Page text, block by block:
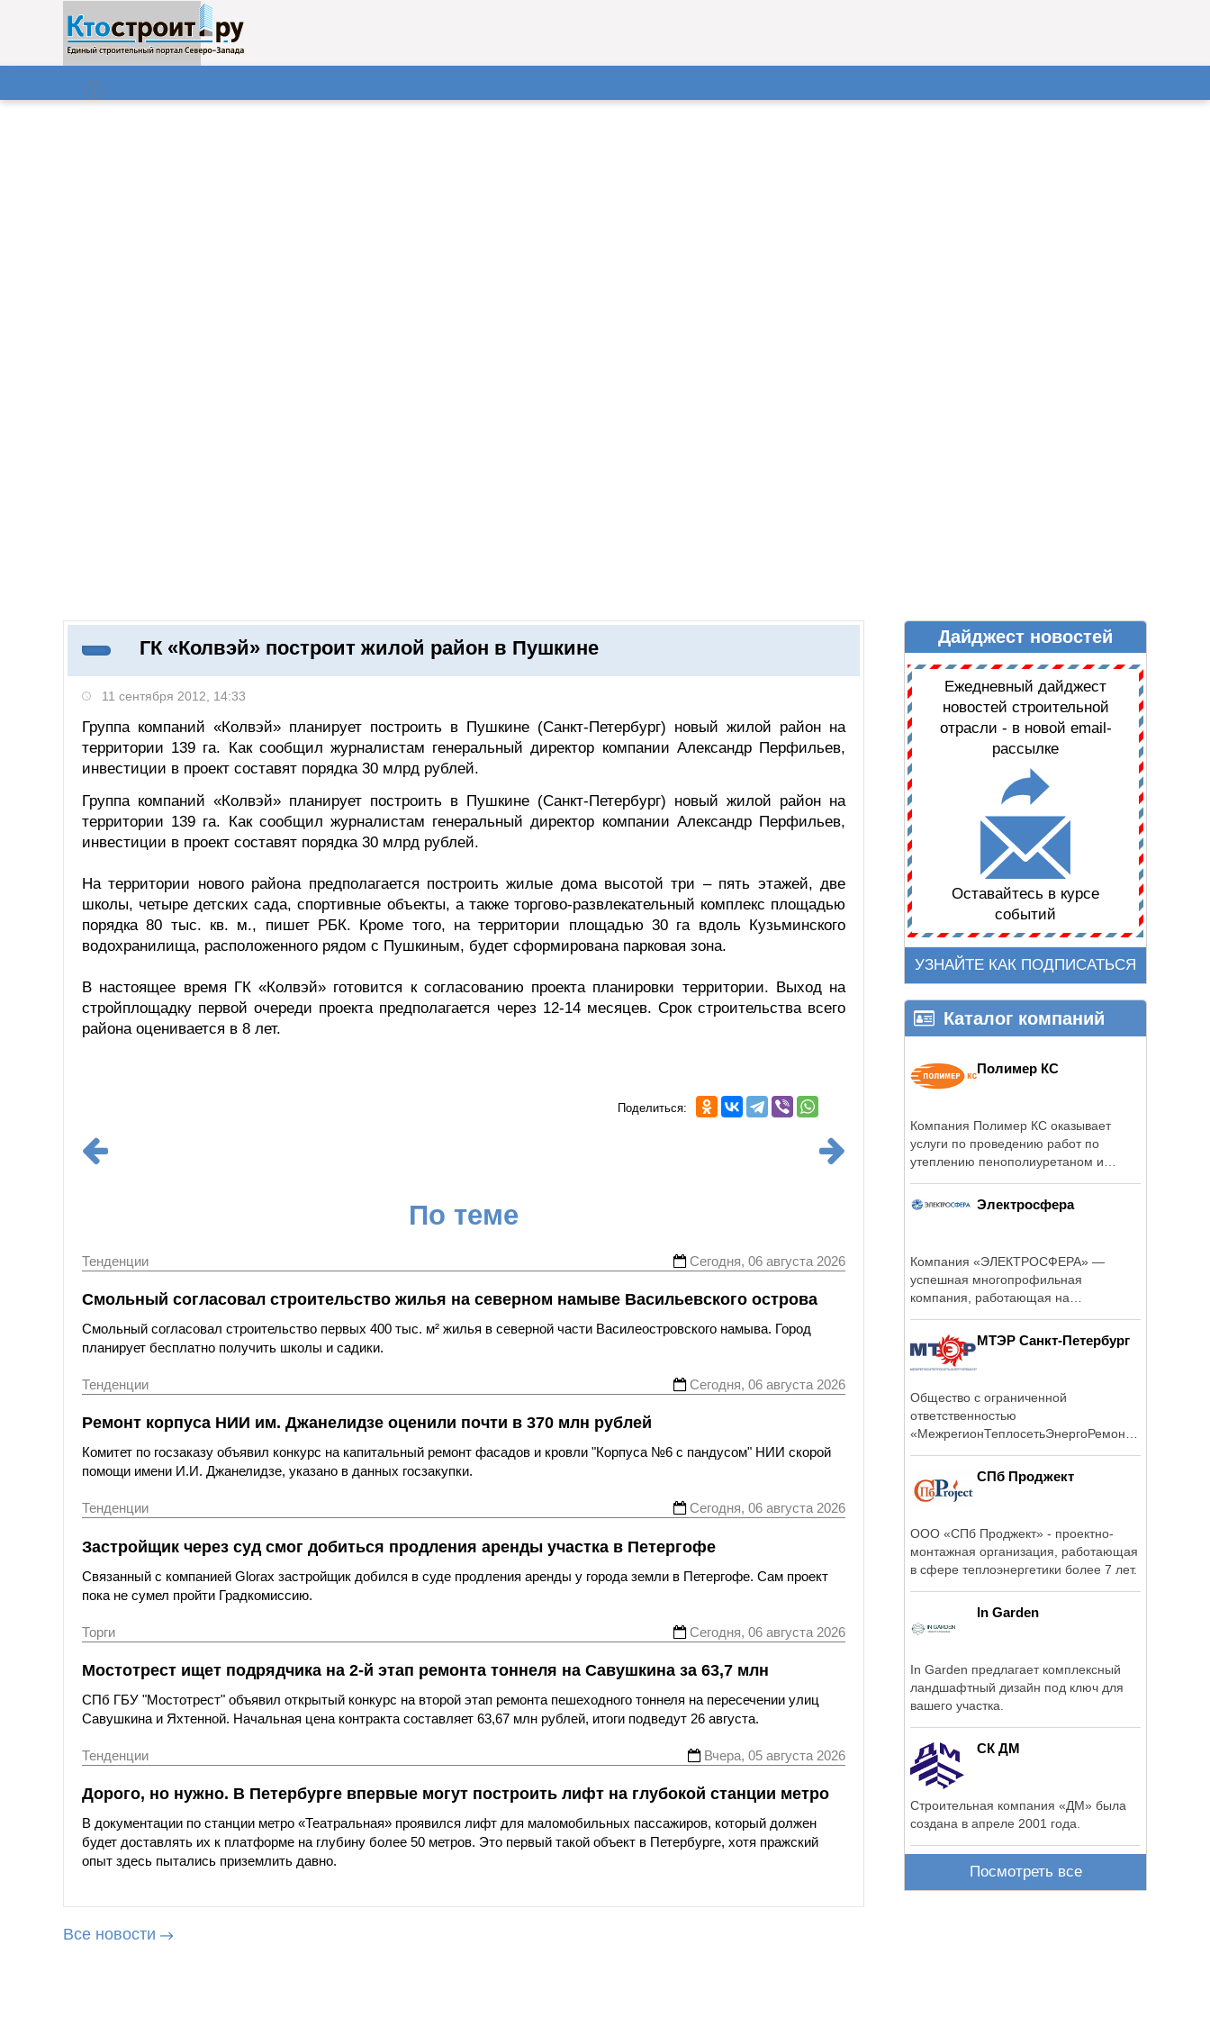
Поиск
СТАТЬИ ОНЛАЙН–ВЫСТАВКИ ДАЙДЖЕСТ НОВОСТЕЙ
ГК «Колвэй» построит жилой район в Пушкине
11 сентября 2012, 14:33
Группа компаний «Колвэй» планирует построить в Пушкине (Санкт-Петербург) новый жилой район на
территории 139 га. Как сообщил журналистам генеральный директор компании Александр Перфильев,
инвестиции в проект составят порядка 30 млрд рублей.
Группа компаний «Колвэй» планирует построить в Пушкине (Санкт-Петербург) новый жилой район на
территории 139 га. Как сообщил журналистам генеральный директор компании Александр Перфильев,
инвестиции в проект составят порядка 30 млрд рублей.
На территории нового района предполагается построить жилые дома высотой три – пять этажей, две
школы, четыре детских сада, спортивные объекты, а также торгово-развлекательный комплекс площадью
порядка 80 тыс. кв. м., пишет РБК. Кроме того, на территории площадью 30 га вдоль Кузьминского
водохранилища, расположенного рядом с Пушкиным, будет сформирована парковая зона.
В настоящее время ГК «Колвэй» готовится к согласованию проекта планировки территории. Выход на
стройплощадку первой очереди проекта предполагается через 12-14 месяцев. Срок строительства всего
района оценивается в 8 лет.
Поделиться:
По теме
Тенденции Сегодня, 06 августа 2026
Смольный согласовал строительство жилья на северном намыве Васильевского острова
Смольный согласовал строительство первых 400 тыс. м² жилья в северной части Василеостровского намыва. Город
планирует бесплатно получить школы и садики.
Тенденции Сегодня, 06 августа 2026
Ремонт корпуса НИИ им. Джанелидзе оценили почти в 370 млн рублей
Комитет по госзаказу объявил конкурс на капитальный ремонт фасадов и кровли "Корпуса №6 с пандусом" НИИ скорой
помощи имени И.И. Джанелидзе, указано в данных госзакупки.
Тенденции Сегодня, 06 августа 2026
Застройщик через суд смог добиться продления аренды участка в Петергофе
Связанный с компанией Glorax застройщик добился в суде продления аренды у города земли в Петергофе. Сам проект
пока не сумел пройти Градкомиссию.
Торги Сегодня, 06 августа 2026
Мостотрест ищет подрядчика на 2-й этап ремонта тоннеля на Савушкина за 63,7 млн
СПб ГБУ "Мостотрест" объявил открытый конкурс на второй этап ремонта пешеходного тоннеля на пересечении улиц
Савушкина и Яхтенной. Начальная цена контракта составляет 63,67 млн рублей, итоги подведут 26 августа.
Тенденции Вчера, 05 августа 2026
Дорого, но нужно. В Петербурге впервые могут построить лифт на глубокой станции метро
В документации по станции метро «Театральная» проявился лифт для маломобильных пассажиров, который должен
будет доставлять их к платформе на глубину более 50 метров. Это первый такой объект в Петербурге, хотя пражский
опыт здесь пытались приземлить давно.
Все новости
Дайджест новостей
Ежедневный дайджест
новостей строительной
отрасли - в новой email-
рассылке
Оставайтесь в курсе
событий
УЗНАЙТЕ КАК ПОДПИСАТЬСЯ
Каталог компаний
Полимер КС
Компания Полимер КС оказывает
услуги по проведению работ по
утеплению пенополиуретаном и
Электросфера
Компания «ЭЛЕКТРОСФЕРА» —
успешная многопрофильная
компания, работающая на
МТЭР Санкт-Петербург
Общество с ограниченной
ответственностью
«МежрегионТеплосетьЭнергоРемонт
СПб Проджект
ООО «СПб Проджект» - проектно-
монтажная организация, работающая
в сфере теплоэнергетики более 7 лет.
In Garden
In Garden предлагает комплексный
ландшафтный дизайн под ключ для
вашего участка.
СК ДМ
Строительная компания «ДМ» была
создана в апреле 2001 года.
Посмотреть все